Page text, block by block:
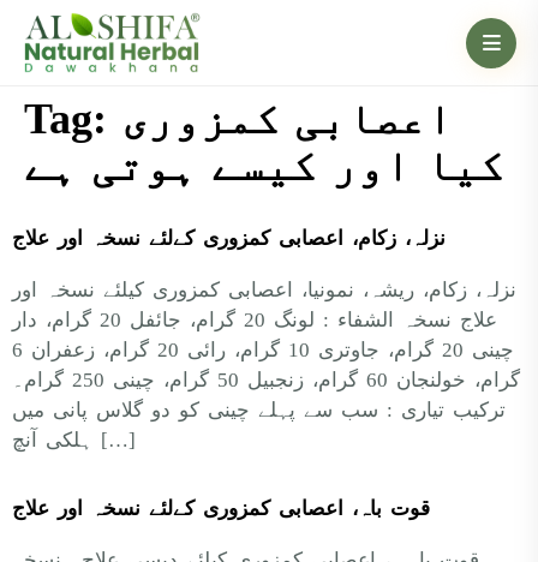
Tag: اعصابی کمزوری
کیا اور کیسے ہوتی ہے
نزلہ، زکام، اعصابی کمزوری کےلئے نسخہ اور علاج
نزلہ، زکام، ریشہ، نمونیا، اعصابی کمزوری کیلئے نسخہ اور
علاج نسخہ الشفاء : لونگ 20 گرام، جائفل 20 گرام، دار
چینی 20 گرام، جاوتری 10 گرام، رائی 20 گرام، زعفران 6
گرام، خولنجان 60 گرام، زنجبیل 50 گرام، چینی 250 گرام۔
ترکیب تیاری : سب سے پہلے چینی کو دو گلاس پانی میں
ہلکی آنچ […]
قوت باہ، اعصابی کمزوری کےلئے نسخہ اور علاج